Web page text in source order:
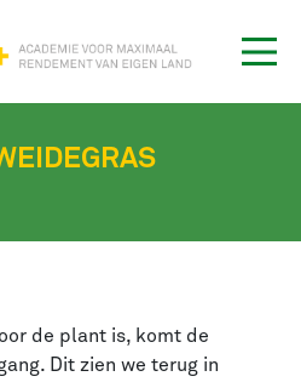
de plant is, komt de
Dit zien we terug in